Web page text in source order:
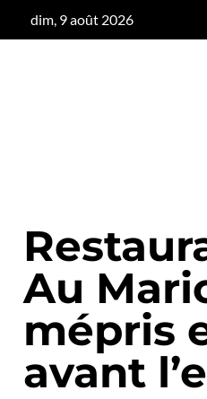
dim, 9 août 2026
Au
mépris
avant